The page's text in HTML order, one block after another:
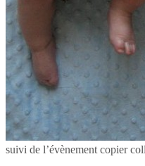
suivi de l’évènement copier